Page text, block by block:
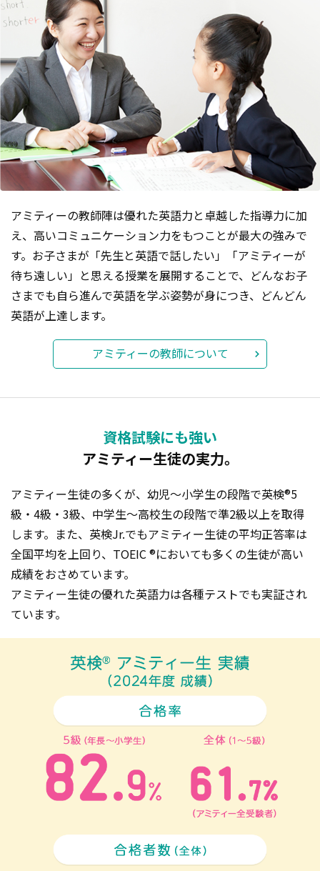
アミティーの教師陣は優れた英語力と卓越した指導力に加
え、高いコミュニケーション力をもつことが最大の強みで
す。お子さまが「先生と英語で話したい」「アミティーが
待ち遠しい」と思える授業を展開することで、どんなお子
さまでも自ら進んで英語を学ぶ姿勢が身につき、どんどん
英語が上達します。
アミティーの教師について
資格試験にも強い
アミティー生徒の実力。
アミティー生徒の多くが、幼児〜小学生の段階で英検®5
級・4級・3級、中学生〜高校生の段階で準2級以上を取得
します。また、英検Jr.でもアミティー生徒の平均正答率は
全国平均を上回り、TOEIC ®においても多くの生徒が高い
成績をおさめています。
アミティー生徒の優れた英語力は各種テストでも実証され
ています。